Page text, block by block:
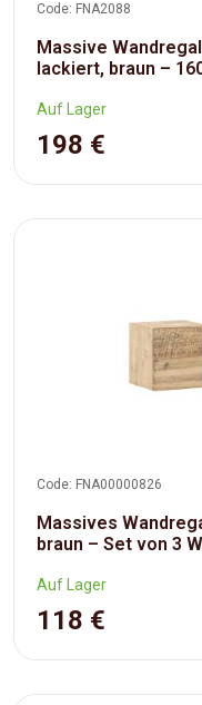
Code: FNA2088
Massive
lackiert, braun –
Auf Lager
198 €
Code: FNA00000826
Massives
braun – Set von 3
Auf Lager
118 €